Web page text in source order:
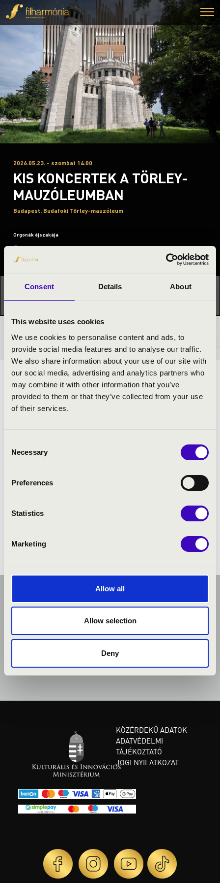
Consent Details About
This website uses cookies
We use cookies to personalise content and ads, to
provide social media features and to analyse our traffic.
We also share information about your use of our site with
our social media, advertising and analytics partners who
may combine it with other information that you’ve
provided to them or that they’ve collected from your use
of their services.
Selection
Necessary
Preferences
Statistics
Marketing
Allow all
Allow selection
Deny
2026.05.23. - szombat 14:00
KIS KONCERTEK A TÖRLEY-
MAUZÓLEUMBAN
Budapest, Budafoki Törley-mauzóleum
Orgonák éjszakája
Ez a koncert már lezajlott.Kattints ide az aktuális
programhoz:
BÉRLET- ÉS JEGYÁRAK
Rövid orgonakoncertek a Törley Mauzóleumban
11:00 – Filep Xavér orgonista, moderátor + Dózsa Zsuzsa
14:00 – Simon Tibor orgonista
ELŐADÓK:
KÖZÉRDEKŰ ADATOK
ADATVÉDELMI
TÁJÉKOZTATÓ
JOGI NYILATKOZAT